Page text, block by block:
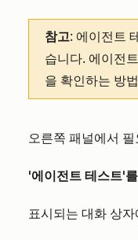
참고: 에이전트
습니다. 에이전
을 확인하는 방
오른쪽 패널에서 필
'에이전트 테스트'를
표시되는 대화 상자